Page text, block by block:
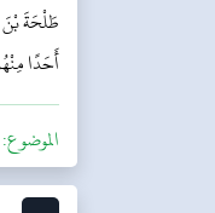
طَلْحَةَ بْنَ
أَحَدًا
الموضوع: